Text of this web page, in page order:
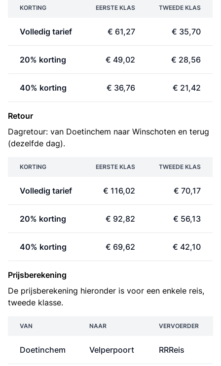
KORTING EERSTE KLAS TWEEDE KLAS
Volledig tarief € 61,27 € 35,70
20% korting € 49,02 € 28,56
40% korting € 36,76 € 21,42
Retour
Dagretour: van Doetinchem naar Winschoten en terug
(dezelfde dag).
KORTING EERSTE KLAS TWEEDE KLAS
Volledig tarief € 116,02 € 70,17
20% korting € 92,82 € 56,13
40% korting € 69,62 € 42,10
Prijsberekening
De prijsberekening hieronder is voor een enkele reis,
tweede klasse.
VAN NAAR VERVOERDER
Doetinchem Velperpoort RRReis